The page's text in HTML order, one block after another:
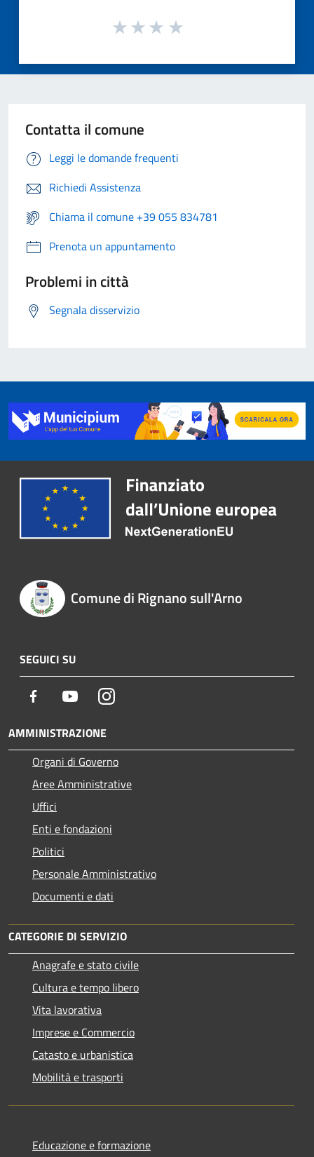
Contatta il comune
Leggi le domande frequenti
Richiedi Assistenza
Chiama il comune +39 055 834781
Prenota un appuntamento
Problemi in città
Segnala disservizio
Comune di Rignano sull'Arno
SEGUICI SU
Facebook YoutubeInstagram
AMMINISTRAZIONE
Organi di Governo
Aree Amministrative
Uffici
Enti e fondazioni
Politici
Personale Amministrativo
Documenti e dati
CATEGORIE DI SERVIZIO
Anagrafe e stato civile
Cultura e tempo libero
Vita lavorativa
Imprese e Commercio
Catasto e urbanistica
Mobilità e trasporti
Educazione e formazione